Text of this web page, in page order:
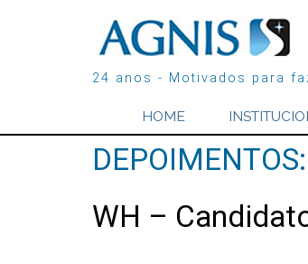
24 anos - Motivados para
HOME
DEPOIMENTOS:
WH –